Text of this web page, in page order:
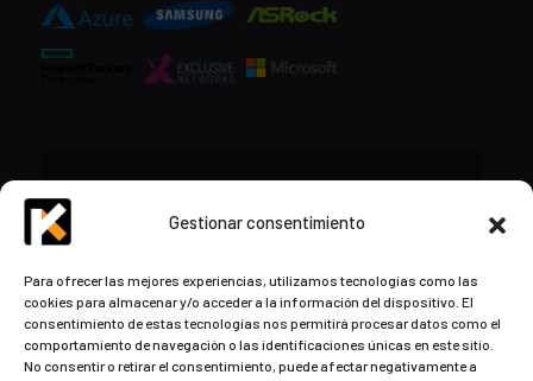
Gestionar consentimiento
Para ofrecer las mejores experiencias, utilizamos tecnologías como las
cookies para almacenar y/o acceder a la información del dispositivo. El
consentimiento de estas tecnologías nos permitirá procesar datos como el
comportamiento de navegación o las identificaciones únicas en este sitio.
No consentir o retirar el consentimiento, puede afectar negativamente a
contacto@kds.cloud
www.kds.cloud
Plaza Libertad 8Entreplanta, Oficina